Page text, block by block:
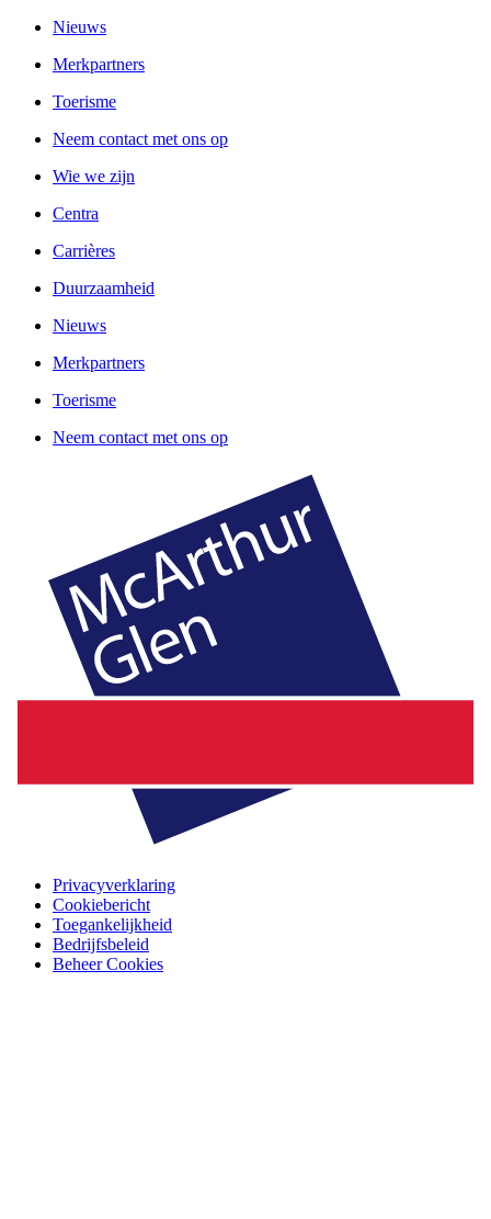
Nieuws
Merkpartners
Toerisme
Neem contact met ons op
Wie we zijn
Centra
Carrières
Duurzaamheid
Nieuws
Merkpartners
Toerisme
Neem contact met ons op
Privacyverklaring
Cookiebericht
Toegankelijkheid
Bedrijfsbeleid
Beheer Cookies